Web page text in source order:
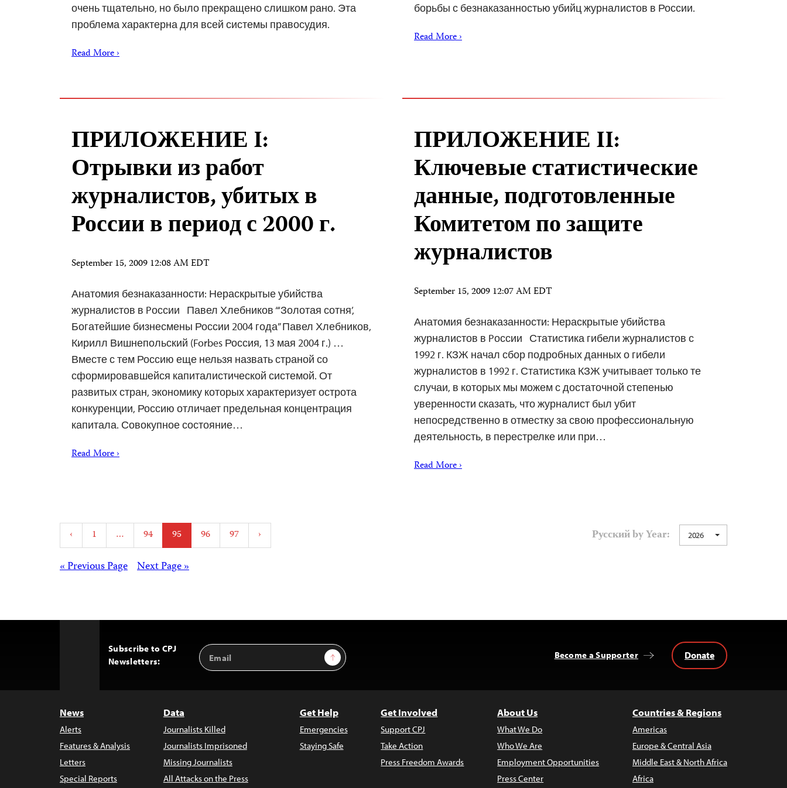
очень тщательно, но было прекращено слишком рано. Эта
проблема характерна для всей системы правосудия.
Read More ›
борьбы с безнаказанностью убийц журналистов в России.
Read More ›
ПРИЛОЖЕНИЕ I:
Отрывки из работ
журналистов, убитых в
России в период с 2000 г.
September 15, 2009 12:08 AM EDT
Анатомия безнаказанности: Нераскрытые убийства
журналистов в Pоссии Павел Хлебников “‘Золотая сотня’,
Богатейшие бизнесмены России 2004 года” Павел Хлебников,
Кирилл Вишнепольский (Forbes Россия, 13 мая 2004 г.) …
Вместе с тем Россию еще нельзя назвать страной со
сформировавшейся капиталистической системой. От
развитых стран, экономику которых характеризует острота
конкуренции, Россию отличает предельная концентрация
капитала. Совокупное состояние…
Read More ›
ПРИЛОЖЕНИЕ II:
Ключевые статистические
данные, подготовленные
Комитетом по защите
журналистов
September 15, 2009 12:07 AM EDT
Анатомия безнаказанности: Нераскрытые убийства
журналистов в Pоссии Статистика гибели журналистов с
1992 г. КЗЖ начал сбор подробных данных о гибели
журналистов в 1992 г. Статистика КЗЖ учитывает только те
случаи, в которых мы можем с достаточной степенью
уверенности сказать, что журналист был убит
непосредственно в отместку за свою профессиональную
деятельность, в перестрелке или при…
Read More ›
Posts
pagination
‹ 1 … 94 95 96 97 ›
Posts
navigation
Next Page »
« Previous Page
Русский by Year: 2026
Subscribe to CPJ
Newsletters:
Email
Address
Sign Up Become a Supporter Donate
News
Alerts
Features & Analysis
Letters
Special Reports
Data
Journalists Killed
Journalists Imprisoned
Missing Journalists
All Attacks on the Press
Get Help
Emergencies
Staying Safe
Get Involved
Support CPJ
Take Action
Press Freedom Awards
About Us
What We Do
Who We Are
Employment Opportunities
Press Center
Countries & Regions
Americas
Europe & Central Asia
Middle East & North Africa
Africa